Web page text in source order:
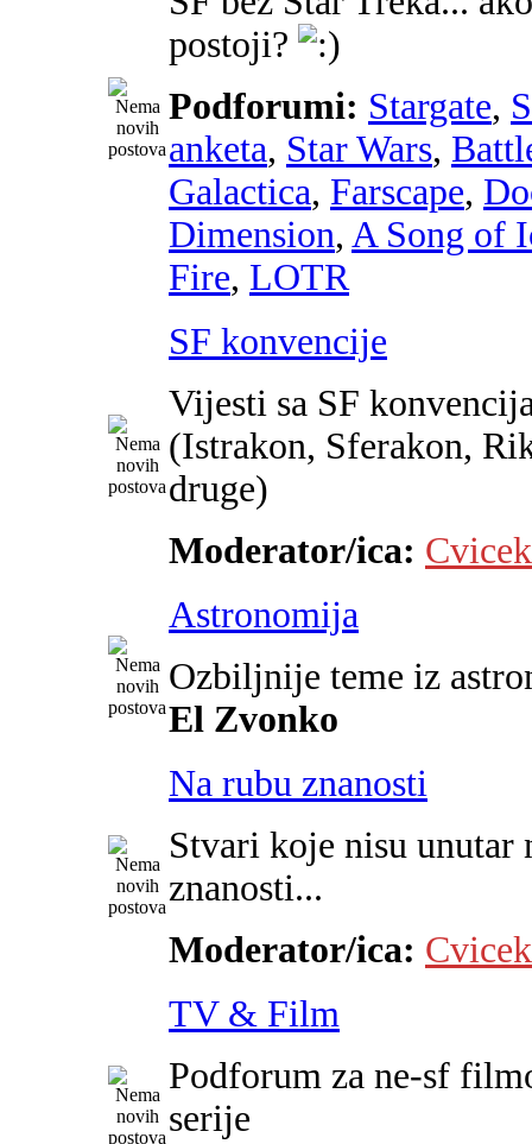
postoji?
Podforumi: Stargate,
anketa, Star Wars,
Galactica, Farscape,
Dimension, A Song of
Fire, LOTR
SF konvencije
Vijesti sa SF
(Istrakon, Sferakon,
druge)
Moderator/ica: Cvicek
Astronomija
Ozbiljnije teme iz
El Zvonko
Na rubu znanosti
Stvari koje nisu unutar
znanosti...
Moderator/ica: Cvicek
TV & Film
Podforum za ne-sf
serije